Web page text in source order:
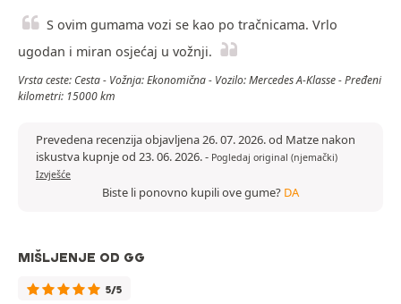
S ovim gumama vozi se kao po tračnicama. Vrlo
ugodan i miran osjećaj u vožnji.
Vrsta ceste: Cesta - Vožnja: Ekonomična - Vozilo: Mercedes A-Klasse - Pređeni
kilometri: 15000 km
Prevedena recenzija objavljena 26. 07. 2026. od Matze nakon
iskustva kupnje od 23. 06. 2026.- Pogledaj original (njemački)
Izvješće
Biste li ponovno kupili ove gume? DA
MIŠLJENJE OD GG
5/5